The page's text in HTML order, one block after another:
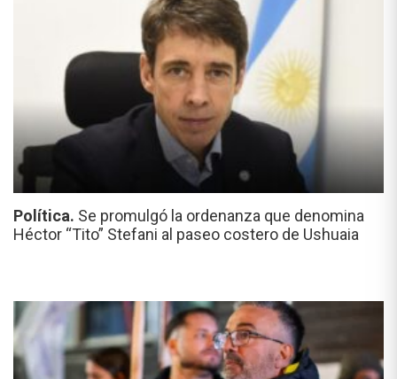
Política. Se promulgó la ordenanza que denomina
Héctor “Tito” Stefani al paseo costero de Ushuaia